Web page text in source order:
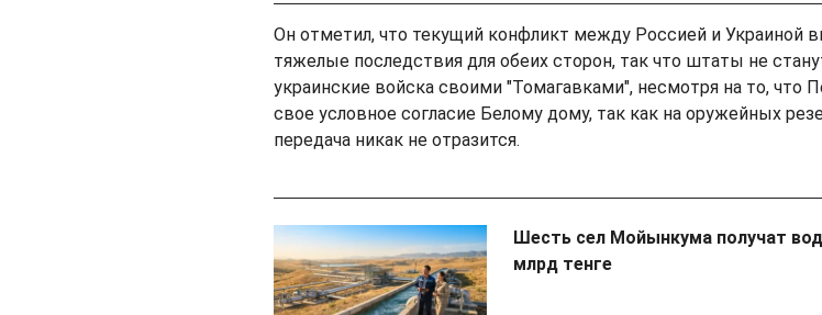
Он отметил, что текущий конфликт между Россией и Украиной
тяжелые последствия для обеих сторон, так что штаты не
украинские войска своими "Томагавками", несмотря на то, что
свое условное согласие Белому дому, так как на оружейных
передача никак не отразится.
Шесть сел Мойынкума получат
млрд тенге